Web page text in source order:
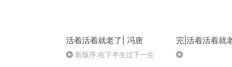
活着活着就老了| 冯唐
新版序:在下半生过下一生
完|活着活着就